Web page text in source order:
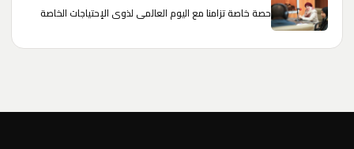
حصة خاصة تزامنا مع اليوم العالمي لذوي الإحتياجات الخاصة